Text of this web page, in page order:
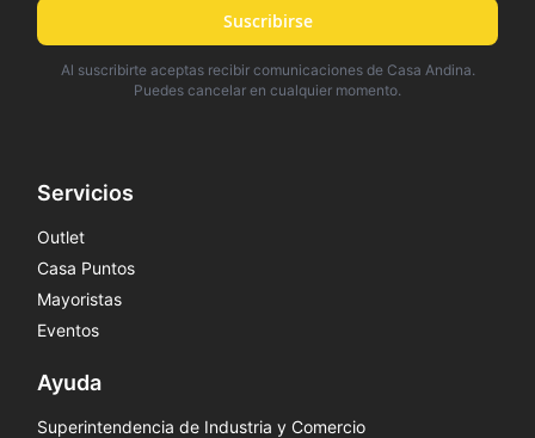
Suscribirse
Al suscribirte aceptas recibir comunicaciones de Casa Andina.
Puedes cancelar en cualquier momento.
Servicios
Outlet
Casa Puntos
Mayoristas
Eventos
Ayuda
Superintendencia de Industria y Comercio